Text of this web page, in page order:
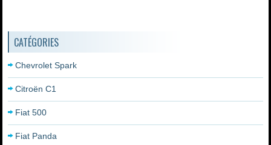
CATÉGORIES
Chevrolet Spark
Citroën C1
Fiat 500
Fiat Panda